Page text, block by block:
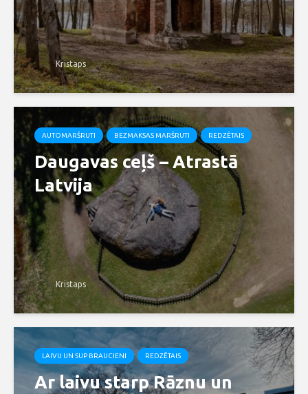
Kristaps
AUTOMARŠRUTI BEZMAKSAS MARŠRUTI REDZĒTAIS
Daugavas ceļš – Atrastā
Latvija
Kristaps
LAIVU UN SUP BRAUCIENI REDZĒTAIS
Ar laivu starp Rāznu un